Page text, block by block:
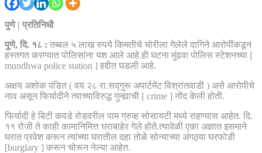
पुणे | प्रतिनिधी
पुणे, दि. १८ : तब्बल ५ लाख रुपये किमतीचे चोरीला गेलेले दागिने आरोपींकडून
हस्तगत करण्यात पोलिसांना यश आले आहे.ही घटना मुंढवा पोलिस स्टेशनच्या [
mundhwa police station ] हद्दीत घडली आहे.
अक्षय अशोक पंडित ( वय २८ रा.सद्गुरू अपार्टमेंट विश्रांतवाडी ) असे आरोपीचे
नाव असून फिर्यादीने त्याच्याविरुद्ध गुन्ह्याची [ crime ] नोंद केली होती.
फिर्यादी हे बिटी कवडे रोडवरील पाम ग्रुव्ह सोसायटी मध्ये राहण्यास आहेत. दि.
११ रोजी ते काही कामानिमित्त घराबाहेर गेले होते.त्यावेळी एका अज्ञात इसमाने
घरात प्रवेश करून त्यांच्या घरातील दहा तोळे सोन्याच्या अंगठ्या घरफोडी
[burglary ] करून चोरून नेल्या आहेत.